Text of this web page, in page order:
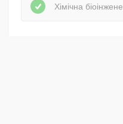
Хімічна